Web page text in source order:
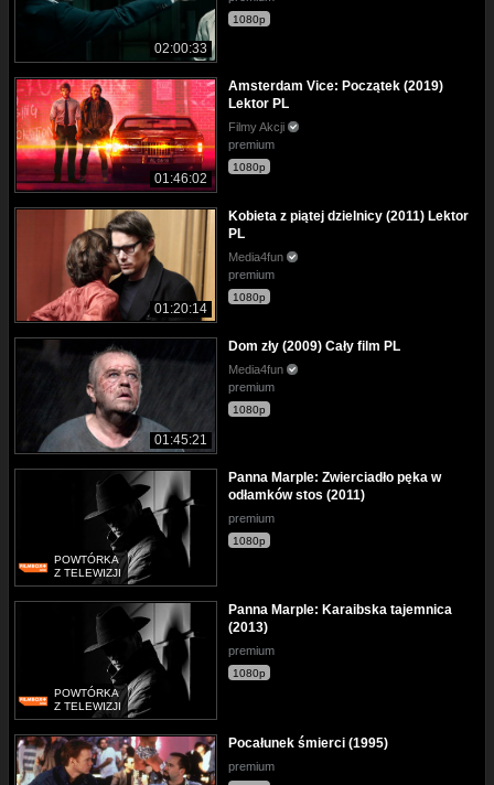
02:00:33
1080p
01:46:02
Amsterdam Vice: Początek (2019)
Lektor PL
Filmy Akcji
premium
1080p
01:20:14
Kobieta z piątej dzielnicy (2011) Lektor
PL
Media4fun
premium
1080p
01:45:21
Dom zły (2009) Cały film PL
Media4fun
premium
1080p
POWTÓRKA
Z TELEWIZJI
Panna Marple: Zwierciadło pęka w
odłamków stos (2011)
premium
1080p
POWTÓRKA
Z TELEWIZJI
Panna Marple: Karaibska tajemnica
(2013)
premium
1080p
Pocałunek śmierci (1995)
premium